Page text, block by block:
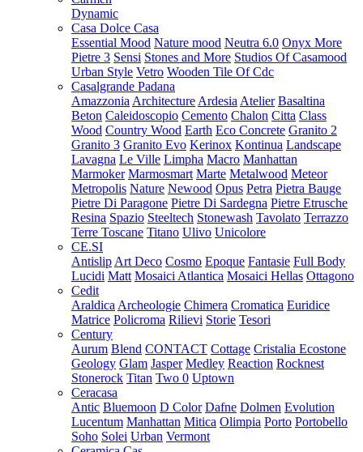
Dynamic
Casa Dolce Casa
Essential Mood Nature mood Neutra 6.0 Onyx More
Pietre 3 Sensi Stones and More Studios Of Casamood
Urban Style Vetro Wooden Tile Of Cdc
Casalgrande Padana
Amazzonia Architecture Ardesia Atelier Basaltina
Beton Caleidoscopio Cemento Chalon Citta Class
Wood Country Wood Earth Eco Concrete Granito 2
Granito 3 Granito Evo Kerinox Kontinua Landscape
Lavagna Le Ville Limpha Macro Manhattan
Marmoker Marmosmart Marte Metalwood Meteor
Metropolis Nature Newood Opus Petra Pietra Bauge
Pietre Di Paragone Pietre Di Sardegna Pietre Etrusche
Resina Spazio Steeltech Stonewash Tavolato Terrazzo
Terre Toscane Titano Ulivo Unicolore
CE.SI
Antislip Art Deco Cosmo Epoque Fantasie Full Body
Lucidi Matt Mosaici Atlantica Mosaici Hellas Ottagono
Cedit
Araldica Archeologie Chimera Cromatica Euridice
Matrice Policroma Rilievi Storie Tesori
Century
Aurum Blend CONTACT Cottage Cristalia Ecostone
Geology Glam Jasper Medley Reaction Rocknest
Stonerock Titan Two 0 Uptown
Ceracasa
Antic Bluemoon D Color Dafne Dolmen Evolution
Lucentum Manhattan Mitica Olimpia Porto Portobello
Soho Solei Urban Vermont